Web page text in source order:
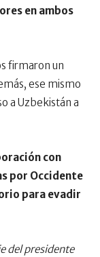
en ambos
firmaron un
ese mismo
a Uzbekistán a
con
por Occidente
para evadir
del presidente